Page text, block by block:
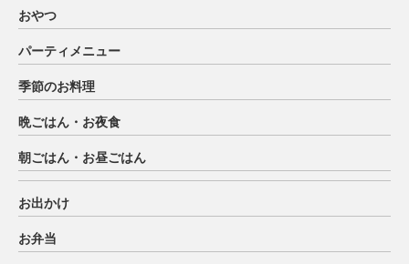
おやつ
パーティメニュー
季節のお料理
晩ごはん・お夜食
朝ごはん・お昼ごはん
お出かけ
お弁当